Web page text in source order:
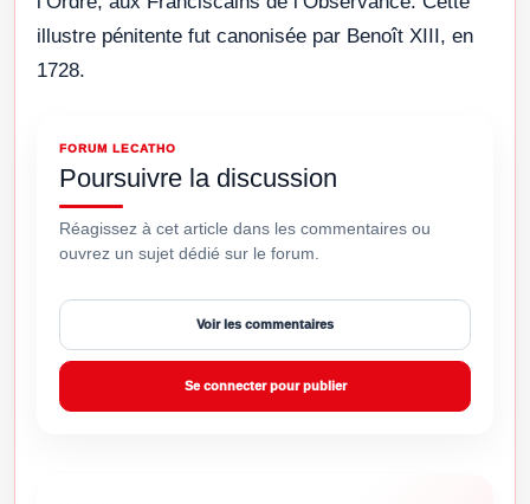
illustre pénitente fut canonisée par Benoît XIII, en
1728.
FORUM LECATHO
Poursuivre la discussion
Réagissez à cet article dans les commentaires ou
ouvrez un sujet dédié sur le forum.
Voir les commentaires
Se connecter pour publier